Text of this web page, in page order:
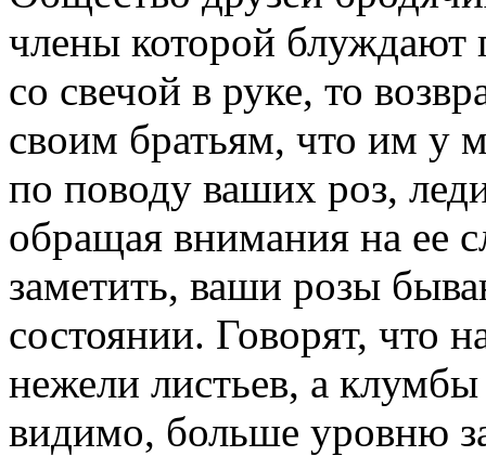
члены которой
со свечой в руке, то
своим братьям, что им у
по поводу ваших роз,
обращая внимания на ее
заметить, ваши розы
состоянии. Говорят, что
нежели листьев, а
видимо, больше уровню